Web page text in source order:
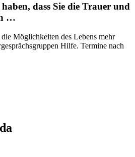
dass Sie die Trauer und
…
Möglichkeiten des Lebens mehr
Hilfe. Termine nach